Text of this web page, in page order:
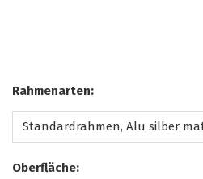
Rahmenarten:
Oberfläche: